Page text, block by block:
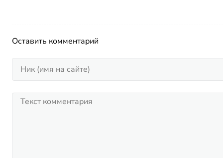
Оставить комментарий